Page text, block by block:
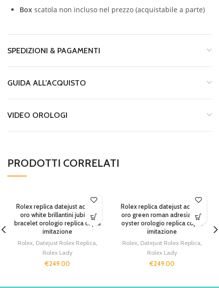
Box scatola non incluso nel prezzo (acquistabile a parte)
SPEDIZIONI & PAGAMENTI
GUIDA ALL'ACQUISTO
VIDEO OROLOGI
PRODOTTI CORRELATI
Rolex replica datejust acciaio
oro white brillantini jubilèè
bracelet orologio replica copia
imitazione
Rolex, Datejust Rolex Replica
Rolex Lady
€249.00
Rolex replica datejust acciaio
oro green roman adresia dial
oyster orologio replica copia
imitazione
Rolex, Datejust Rolex Replica
Rolex Lady
€249.00